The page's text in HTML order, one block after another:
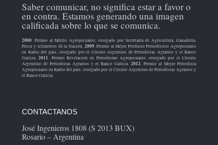
Saber comunicar, no significa estar a favor o
en contra. Estamos generando una imagen
calificada sobre lo que se comunica.
2000. Premio al Mérito Agropecuario; otorgado por Secretaría de Agricultura, Ganadería,
Pesca y Alimentos de la Nación. 2009. Premio al Mejor Producto Periodístico Agropecuario
en Radio del país; otorgado por el Círculo Argentino de Periodistas Agrarios y el Banco
Galicia.2011. Premio Revelación en Periodismo Agropecuario; otorgado por el Círculo
Argentino de Periodistas Agrarios y el Banco Galicia. 2012. Premio al Mejor Periodista
Agropecuario en Radio del país; otorgado por el Círculo Argentino de Periodistas Agrarios y
el Banco Galicia.
CONTACTANOS
José Ingenieros 1808 (S 2013 BUX)
Rosario – Argentina